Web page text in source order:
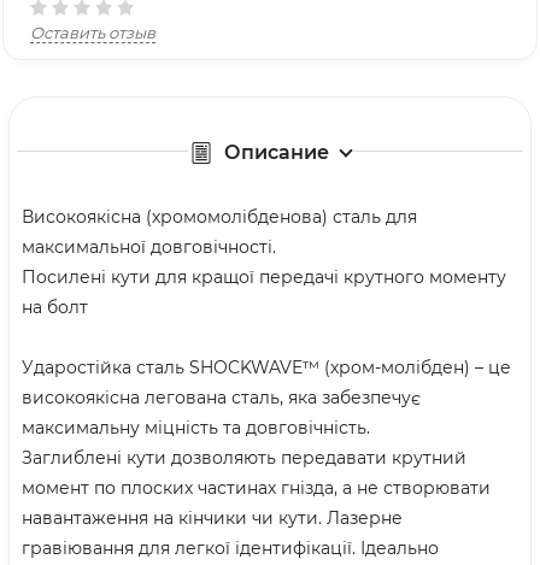
Оставить отзыв
Описание
Високоякісна (хромомолібденова) сталь для
максимальної довговічності.
Посилені кути для кращої передачі крутного моменту
на болт
Ударостійка сталь SHOCKWAVE™ (хром-молібден) – це
високоякісна легована сталь, яка забезпечує
максимальну міцність та довговічність.
Заглиблені кути дозволяють передавати крутний
момент по плоских частинах гнізда, а не створювати
навантаження на кінчики чи кути. Лазерне
гравіювання для легкої ідентифікації. Ідеально